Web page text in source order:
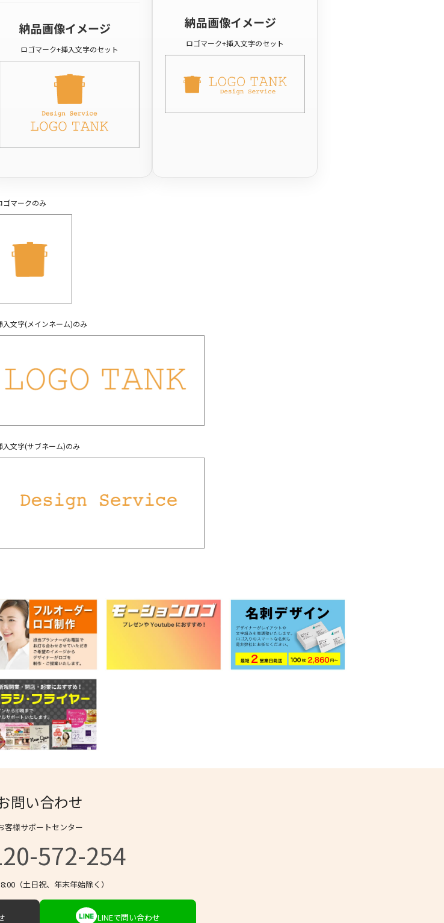
納品画像イメージ
ロゴマーク+挿入文字のセット
納品画像イメージ
ロゴマーク+挿入文字のセット
マークのみ
文字(メインネーム)のみ
文字(サブネーム)のみ
問い合わせ
客様サポートセンター
572-254
（土日祝、年末年始除く）
LINEで問い合わせ